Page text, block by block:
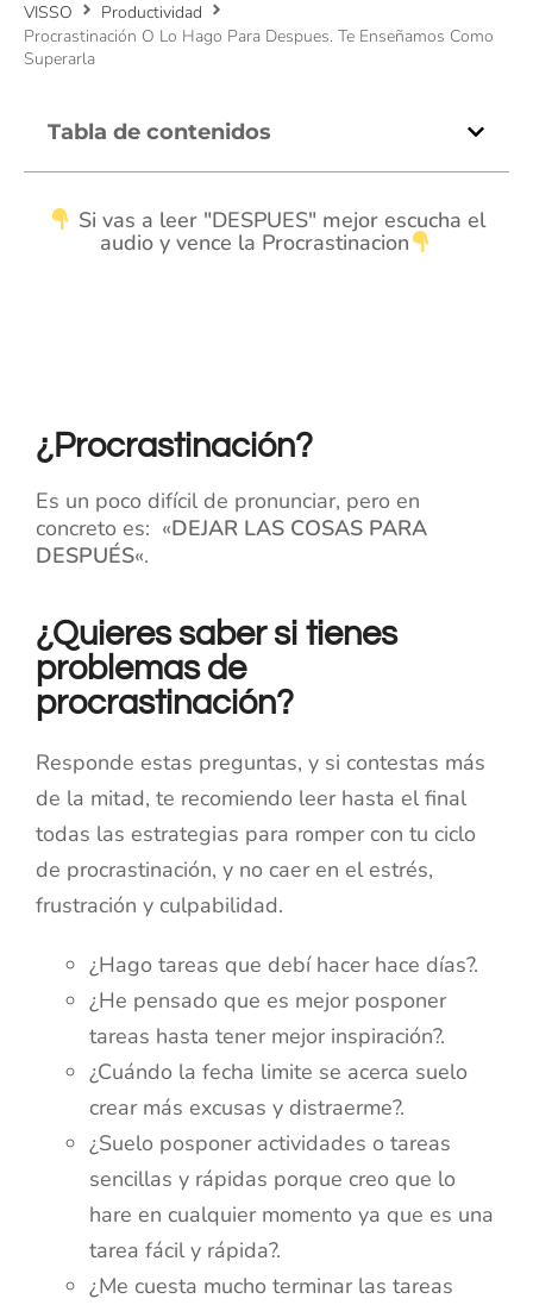
VISSO
Productividad
Procrastinación O Lo Hago Para Despues. Te Enseñamos Como
Superarla
Tabla de contenidos
Si vas a leer "DESPUES" mejor escucha el
audio y vence la Procrastinacion
¿Procrastinación?
Es un poco difícil de pronunciar, pero en
concreto es: «DEJAR LAS COSAS PARA
DESPUÉS«.
¿Quieres saber si tienes
problemas de
procrastinación?
Responde estas preguntas, y si contestas más
de la mitad, te recomiendo leer hasta el final
todas las estrategias para romper con tu ciclo
de procrastinación, y no caer en el estrés,
frustración y culpabilidad.
¿Hago tareas que debí hacer hace días?.
¿He pensado que es mejor posponer
tareas hasta tener mejor inspiración?.
¿Cuándo la fecha limite se acerca suelo
crear más excusas y distraerme?.
¿Suelo posponer actividades o tareas
sencillas y rápidas porque creo que lo
hare en cualquier momento ya que es una
tarea fácil y rápida?.
¿Me cuesta mucho terminar las tareas